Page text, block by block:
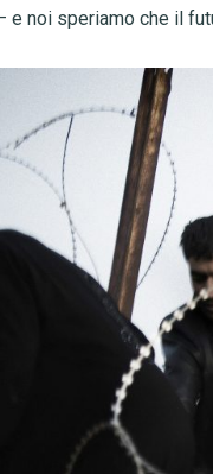
e noi speriamo che il